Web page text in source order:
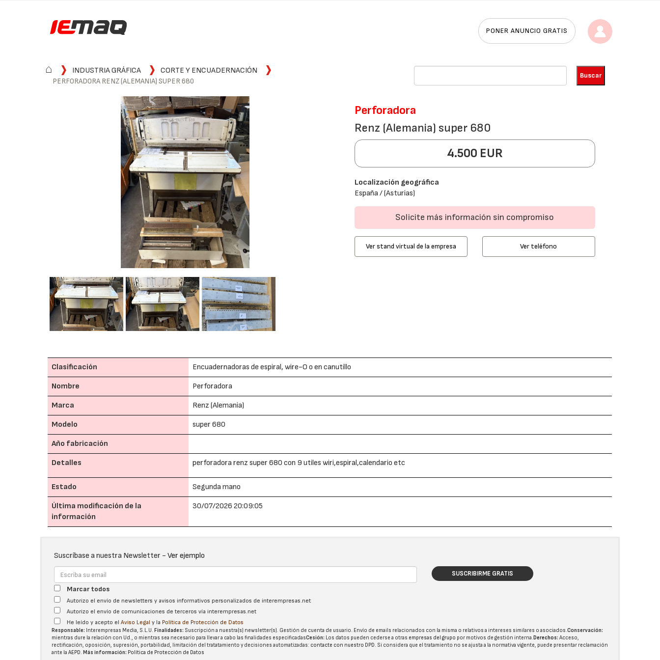
PONER ANUNCIO GRATIS
⌂ INDUSTRIA GRÁFICA
CORTE Y ENCUADERNACIÓN
PERFORADORA RENZ (ALEMANIA) SUPER 680
Perforadora
Renz (Alemania) super 680
4.500 EUR
Localización geográfica
España / (Asturias)
Solicite más información sin compromiso
Ver stand virtual de la empresa Ver teléfono
Clasificación Encuadernadoras de espiral, wire-O o en canutillo
Nombre Perforadora
Marca Renz (Alemania)
Modelo super 680
Año fabricación
Detalles perforadora renz super 680 con 9 utiles wiri,espiral,calendario etc
Estado Segunda mano
Última modificación de la
información
30/07/2026 20:09:05
Suscríbase a nuestra Newsletter -Ver ejemplo
SUSCRIBIRME GRATIS
Marcar todos
Autorizo el envío de newsletters y avisos informativos personalizados de interempresas.net
Autorizo el envío de comunicaciones de terceros vía interempresas.net
He leído y acepto elAviso Legal y la Política de Protección de Datos
Responsable: Interempresas Media, S.L.U.Finalidades: Suscripción a nuestra(s) newsletter(s). Gestión de cuenta de usuario. Envío de emails relacionados con la misma o relativos a intereses similares o asociados.Conservación:
mientras dure la relación con Ud., o mientras sea necesario para llevar a cabo las finalidades especificadasCesión: Los datos pueden cederse a otras empresas del grupo por motivos de gestión interna.Derechos: Acceso,
rectificación, oposición, supresión, portabilidad, limitación del tratatamiento y decisiones automatizadas: contacte con nuestro DPD. Si considera que el tratamiento no se ajusta a la normativa vigente, puede presentar reclamación
ante laAEPD.Más información: Política de Protección de Datos